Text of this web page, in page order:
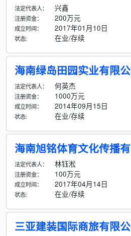
法定代表人： 兴鑫
注册资金： 200万元
成立时间： 2017年01月10日
状态: 在业/存续
海南绿岛田园实业有限
法定代表人： 何英杰
注册资金： 1000万元
成立时间： 2014年09月15日
状态: 在业/存续
海南旭铭体育文化传播
法定代表人： 林钰淞
注册资金： 100万元
成立时间： 2017年04月14日
状态: 在业/存续
三亚建装国际商旅有限